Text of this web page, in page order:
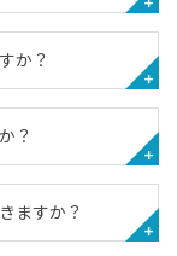
か？
？
ますか？